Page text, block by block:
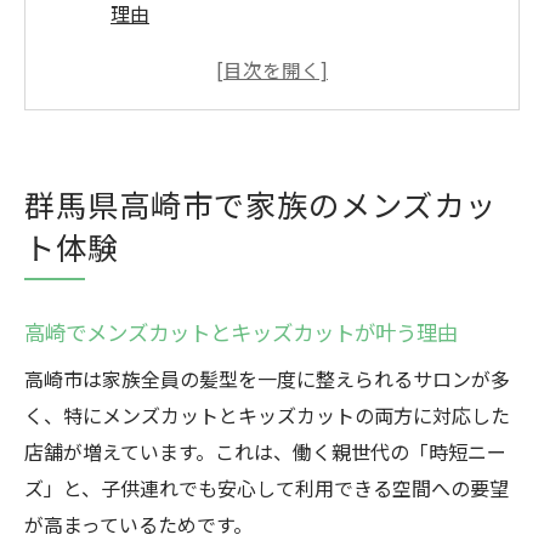
理由
キッズカットも安心のメンズカット対応店
口コミで話題の高崎メンズカット体験ポイ
ント
キッズカット希望なら高崎で叶える満足感
高崎で見つかるキッズカットとメンズカッ
トの魅力
メンズカットも得意な高崎のキッズカット
対応店
キッズカットで注目の高崎サロン選びのポ
群馬県高崎市で家族のメンズカッ
ト体験
高崎でメンズカットとキッズカットが叶う理由
高崎市は家族全員の髪型を一度に整えられるサロンが多
く、特にメンズカットとキッズカットの両方に対応した
店舗が増えています。これは、働く親世代の「時短ニー
ズ」と、子供連れでも安心して利用できる空間への要望
が高まっているためです。